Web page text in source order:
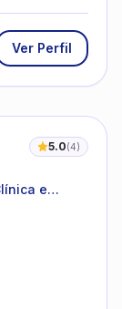
Ver Perfil
5.0(4)
e